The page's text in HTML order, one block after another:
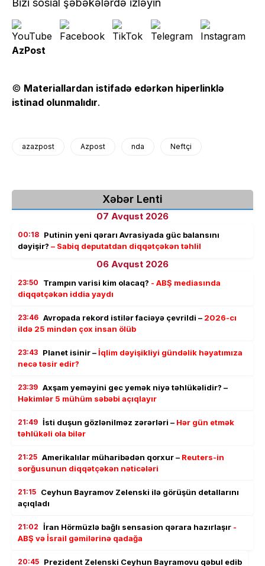
Bizi sosial şəbəkələrdə izləyin
AzPost
© Materiallardan istifadə edərkən hiperlinklə
istinad olunmalıdır.
azazpost Azpost nda Neftçi
Xəbər Lenti
07 Avqust 2026
00:18 Putinin yeni qərarı Avrasiyada güc balansını
dəyişir? – Sabiq deputatdan diqqətçəkən təhlil
06 Avqust 2026
23:50 Trampın varisi kim olacaq? - ABŞ mediasında
diqqətçəkən iddia yaydı
23:46 Avropada rekord istilər faciəyə çevrildi – 2026-cı
ildə 25 mindən çox insan ölüb
23:43 Planet isinir –İqlim dəyişikliyi gündəlik həyatımıza
necə təsir edir?
23:39 Axşam yeməyini gec yemək niyə təhlükəlidir? –
Həkimlər 5 mühüm səbəbi açıqlayır
21:49 İsti duşun gözlənilməz zərərləri – Hər gün etmək
təhlükəli ola bilər
21:25 Amerikalılar müharibədən qorxur – Reuters-in
sorğusunun diqqətçəkən nəticələri
21:15 Ceyhun Bayramov Zelenski ilə görüşün detallarını
açıqladı
21:02 İran Hörmüzlə bağlı sensasion qərara hazırlaşır -
ABŞ və İsrail gəmilərinə qadağa
20:45 Prezident Zelenski Ceyhun Bayramovu qəbul edib